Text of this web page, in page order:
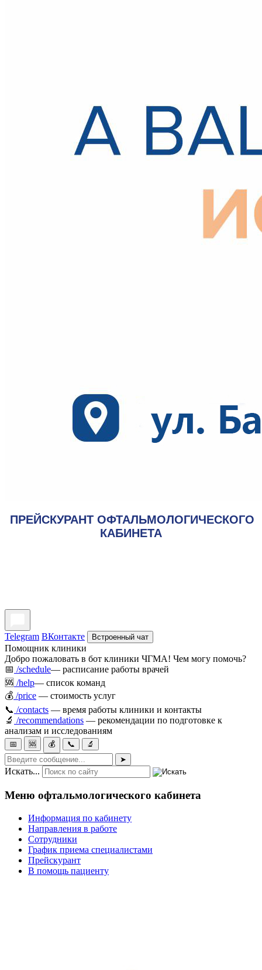
ПРЕЙСКУРАНТ ОФТАЛЬМОЛОГИЧЕСКОГО
КАБИНЕТА
Telegram ВКонтакте Встроенный чат
Помощник клиники
Добро пожаловать в бот клиники ЧГМА! Чем могу помочь?
📅 /schedule— расписание работы врачей
🆘 /help— список команд
💰 /price — стоимость услуг
📞 /contacts — время работы клиники и контакты
🔬 /recommendations — рекомендации по подготовке к
анализам и исследованиям
📅 🆘 💰 📞
🔬
➤
Искать...
Меню офтальмологического кабинета
Информация по кабинету
Направления в работе
Сотрудники
График приема специалистами
Прейскурант
В помощь пациенту